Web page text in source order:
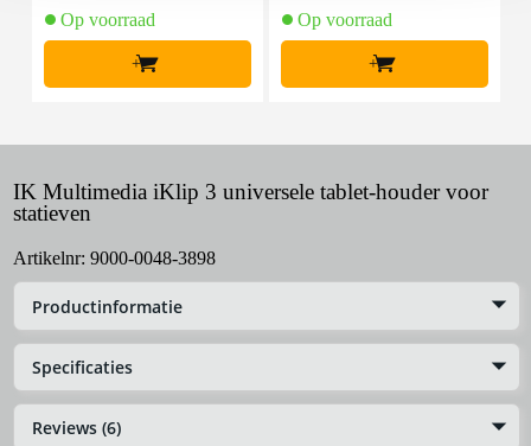
Op voorraad
+
Op voorraad
+
IK Multimedia iKlip 3 universele tablet-houder voor
statieven
Artikelnr: 9000-0048-3898
Productinformatie
Specificaties
Reviews (6)